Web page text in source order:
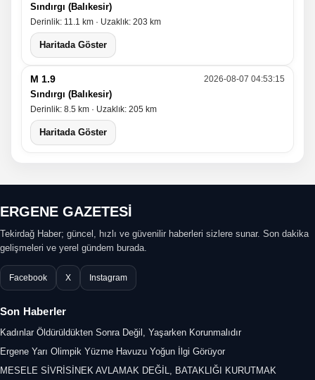
Sındırgı (Balıkesir)
Derinlik: 11.1 km · Uzaklık: 203 km
Haritada Göster
M 1.9 2026-08-07 04:53:15
Sındırgı (Balıkesir)
Derinlik: 8.5 km · Uzaklık: 205 km
Haritada Göster
ERGENE GAZETESİ
Tekirdağ Haber; güncel, hızlı ve güvenilir haberleri sizlere sunar. Son dakika
gelişmeleri ve yerel gündem burada.
Facebook X Instagram
Son Haberler
Kadınlar Öldürüldükten Sonra Değil, Yaşarken Korunmalıdır
Ergene Yarı Olimpik Yüzme Havuzu Yoğun İlgi Görüyor
MESELE SİVRİSİNEK AVLAMAK DEĞİL, BATAKLIĞI KURUTMAK